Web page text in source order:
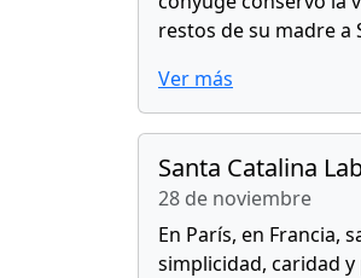
restos de su madre a
Ver más
Santa Catalina
28 de noviembre
En París, en Francia,
simplicidad, caridad y